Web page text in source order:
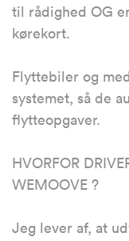
til rådighed OG
kørekort.
Flyttebiler og
systemet, så de
flytteopgaver.
HVORFOR
WEMOOVE ?
Jeg lever af, at